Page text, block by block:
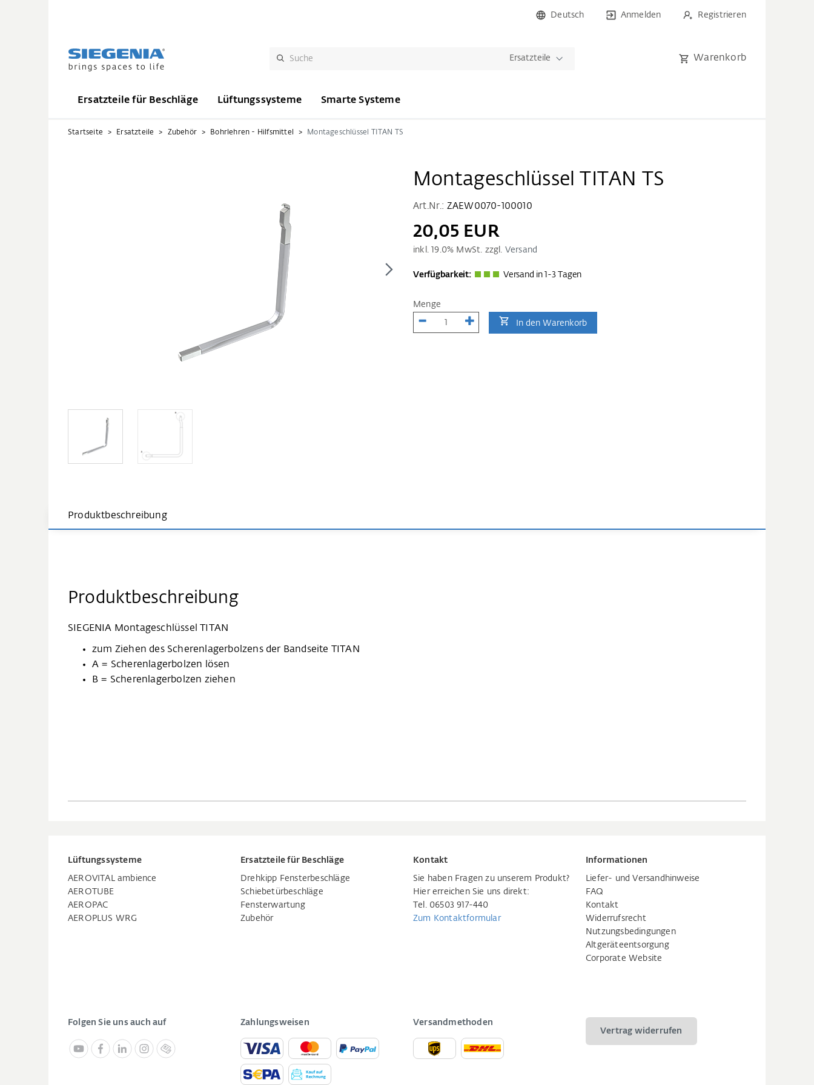
Deutsch Anmelden Registrieren
Ersatzteile Warenkorb
Ersatzteile für Beschläge Lüftungssysteme Smarte Systeme
Startseite Ersatzteile Zubehör Bohrlehren - Hilfsmittel Montageschlüssel TITAN TS
Montageschlüssel TITAN TS
Art.Nr.: ZAEW0070-100010
20,05 EUR
inkl. 19.0% MwSt. zzgl. Versand
Verfügbarkeit: Versand in 1-3 Tagen
Menge
In den Warenkorb
Produktbeschreibung
Produktbeschreibung
SIEGENIA Montageschlüssel TITAN
zum Ziehen des Scherenlagerbolzens der Bandseite TITAN
A = Scherenlagerbolzen lösen
B = Scherenlagerbolzen ziehen
Lüftungssysteme
AEROVITAL ambience
AEROTUBE
AEROPAC
AEROPLUS WRG
Ersatzteile für Beschläge
Drehkipp Fensterbeschläge
Schiebetürbeschläge
Fensterwartung
Zubehör
Kontakt
Sie haben Fragen zu unserem Produkt?
Hier erreichen Sie uns direkt:
Tel. 06503 917-440
Zum Kontaktformular
Informationen
Liefer- und Versandhinweise
FAQ
Kontakt
Widerrufsrecht
Nutzungsbedingungen
Altgeräteentsorgung
Corporate Website
Folgen Sie uns auch auf Zahlungsweisen
Versandmethoden
Vertrag widerrufen